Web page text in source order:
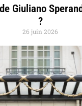
Giuliano
?
26 juin 2026